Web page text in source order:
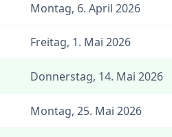
Montag, 6. April 2026
Freitag, 1. Mai 2026
Donnerstag, 14. Mai 2026
Montag, 25. Mai 2026